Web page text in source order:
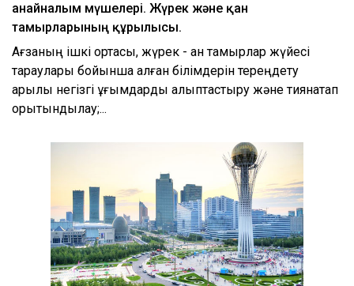
Қанайналым мүшелері. Жүрек және қан
тамырларының құрылысы.
Ағзаның ішкі ортасы, жүрек - қан тамырлар жүйесі
тараулары бойынша алған білімдерін тереңдету
арқылы негізгі ұғымдарды қалыптастыру және тиянақтап
қорытындылау;...